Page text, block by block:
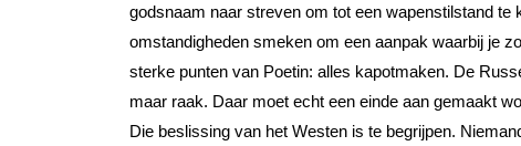
godsnaam naar streven om tot een wapenstilstand
omstandigheden smeken om een aanpak waarbij je
sterke punten van Poetin: alles kapotmaken. De
maar raak. Daar moet echt een einde aan gemaakt
Die beslissing van het Westen is te begrijpen.